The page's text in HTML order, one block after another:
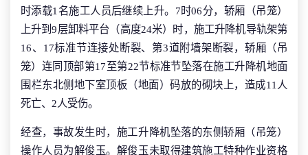
时添载1名施工人员后继续上升。7时06分，轿厢（吊笼）
上升到9层卸料平台（高度24米）时，施工升降机导轨架第
16、17标准节连接处断裂、第3道附墙架断裂，轿厢（吊
笼）连同顶部第17至第22节标准节坠落在施工升降机地面
围栏东北侧地下室顶板（地面）码放的砌块上，造成11人
死亡、2人受伤。
经查，事故发生时，施工升降机坠落的东侧轿厢（吊笼）
操作人员为解俊玉。解俊玉未取得建筑施工特种作业资格